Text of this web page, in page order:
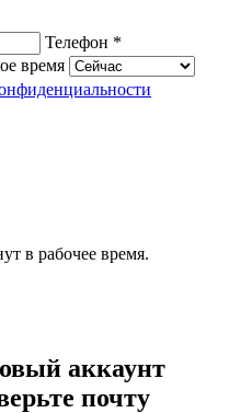
Телефон *
время
в рабочее время.
аккаунт
почту